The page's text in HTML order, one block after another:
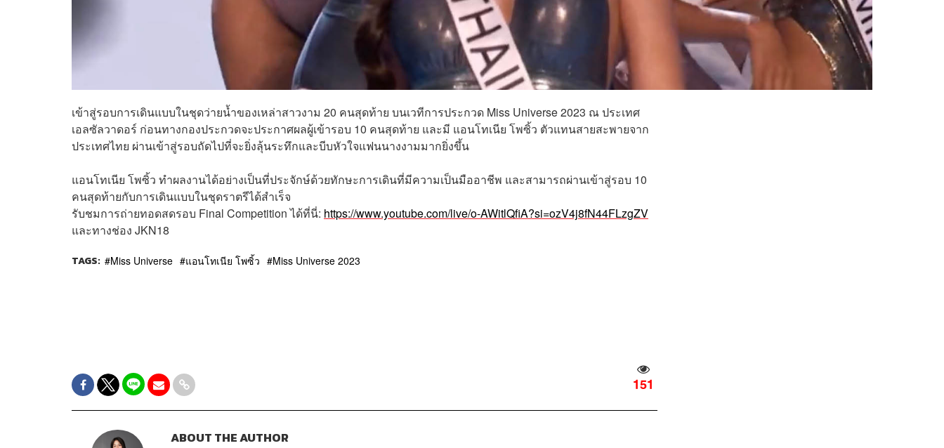
เข้าสู่รอบการเดินแบบในชุดว่ายน้ำของเหล่าสาวงาม 20 คนสุดท้าย บนเวทีการประกวด Miss Universe 2023 ณ ประเทศ
เอลซัลวาดอร์ ก่อนทางกองประกวดจะประกาศผลผู้เข้ารอบ 10 คนสุดท้าย และมี แอนโทเนีย โพซิ้ว ตัวแทนสายสะพายจาก
ประเทศไทย ผ่านเข้าสู่รอบถัดไปที่จะยิ่งลุ้นระทึกและบีบหัวใจแฟนนางงามมากยิ่งขึ้น
แอนโทเนีย โพซิ้ว ทำผลงานได้อย่างเป็นที่ประจักษ์ด้วยทักษะการเดินที่มีความเป็นมืออาชีพ และสามารถผ่านเข้าสู่รอบ 10
คนสุดท้ายกับการเดินแบบในชุดราตรีได้สำเร็จ
รับชมการถ่ายทอดสดรอบ Final Competition ได้ที่นี่: https://www.youtube.com/live/o-AWitlQfiA?si=ozV4j8fN44FLzgZV
และทางช่อง JKN18
TAGS: Miss Universe แอนโทเนีย โพซิ้ว Miss Universe 2023
151
ABOUT THE AUTHOR